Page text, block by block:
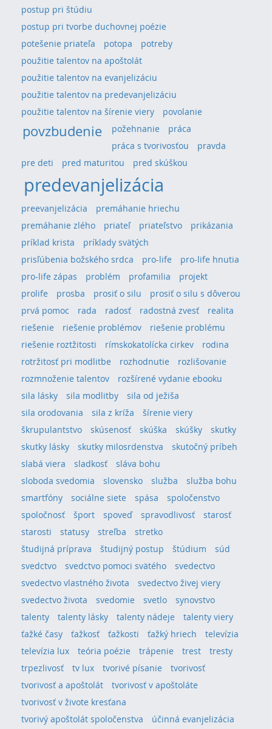
postup pri štúdiu
postup pri tvorbe duchovnej poézie
potešenie priateľa
potopa
potreby
použitie talentov na apoštolát
použitie talentov na evanjelizáciu
použitie talentov na predevanjelizáciu
použitie talentov na šírenie viery
povolanie
povzbudenie požehnanie
práca
práca s tvorivosťou
pravda
pre deti
pred maturitou pred skúškou
predevanjelizácia
preevanjelizácia
premáhanie hriechu
premáhanie zlého
priateľ priateľstvo
prikázania
príklad krista
príklady svätých
prisľúbenia božského srdca
pro-life
pro-life hnutia
pro-life zápas
problém profamilia
projekt
prolife
prosba prosiť o silu
prosiť o silu s dôverou
prvá pomoc
rada radosť radostná zvesť
realita
riešenie
riešenie problémov
riešenie problému
riešenie roztžitosti
rímskokatolícka cirkev
rodina
rotržitosť pri modlitbe
rozhodnutie
rozlišovanie
rozmnoženie talentov
rozšírené vydanie ebooku
sila lásky
sila modlitby
sila od ježiša
sila orodovania
sila z kríža
šírenie viery
škrupulantstvo
skúsenosť skúška skúšky
skutky
skutky lásky
skutky milosrdenstva
skutočný príbeh
slabá viera
sladkosť
sláva bohu
sloboda svedomia
slovensko služba
služba bohu
smartfóny
sociálne siete spása
spoločenstvo
spoločnosť
šport spoveď spravodlivosť
starosť
starosti
statusy streľba
stretko
študijná príprava
študijný postup štúdium
súd
svedctvo
svedctvo pomoci svätého
svedectvo
svedectvo vlastného života
svedectvo živej viery
svedectvo života
svedomie svetlo
synovstvo
talenty
talenty lásky talenty nádeje
talenty viery
ťažké časy
ťažkosť ťažkosti ťažký hriech
televízia
televízia lux
teória poézie trápenie trest
tresty
trpezlivosť
tv lux tvorivé písanie
tvorivosť
tvorivosť a apoštolát
tvorivosť v apoštoláte
tvorivosť v živote kresťana
tvorivý apoštolát spoločenstva
účinná evanjelizácia